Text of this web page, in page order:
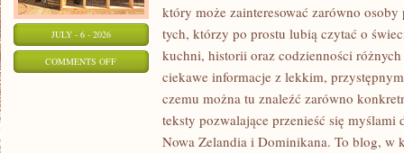
JULY - 6 - 2026
COMMENTS OFFON
który może zainteresować zarówno
tych, którzy po prostu lubią czytać o
kuchni, historii oraz codzienności
ciekawe informacje z lekkim,
czemu można tu znaleźć zarówno
teksty pozwalające przenieść się myślami
Nowa Zelandia i Dominikana. To blog, w